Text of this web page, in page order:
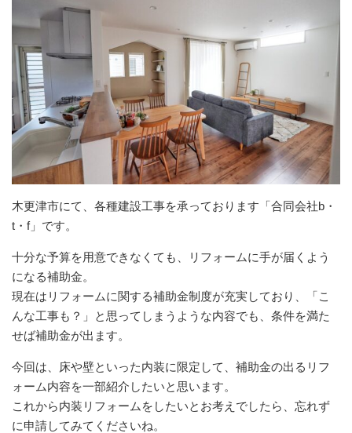
木更津市にて、各種建設工事を承っております「合同会社b・
t・f」です。
十分な予算を用意できなくても、リフォームに手が届くよう
になる補助金。
現在はリフォームに関する補助金制度が充実しており、「こ
んな工事も？」と思ってしまうような内容でも、条件を満た
せば補助金が出ます。
今回は、床や壁といった内装に限定して、補助金の出るリフ
ォーム内容を一部紹介したいと思います。
これから内装リフォームをしたいとお考えでしたら、忘れず
に申請してみてくださいね。